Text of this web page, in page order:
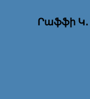
Րաֆֆի Կ․